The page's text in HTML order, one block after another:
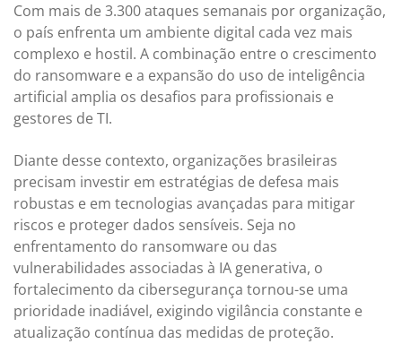
Com mais de 3.300 ataques semanais por organização,
o país enfrenta um ambiente digital cada vez mais
complexo e hostil. A combinação entre o crescimento
do ransomware e a expansão do uso de inteligência
artificial amplia os desafios para profissionais e
gestores de TI.
Diante desse contexto, organizações brasileiras
precisam investir em estratégias de defesa mais
robustas e em tecnologias avançadas para mitigar
riscos e proteger dados sensíveis. Seja no
enfrentamento do ransomware ou das
vulnerabilidades associadas à IA generativa, o
fortalecimento da cibersegurança tornou-se uma
prioridade inadiável, exigindo vigilância constante e
atualização contínua das medidas de proteção.